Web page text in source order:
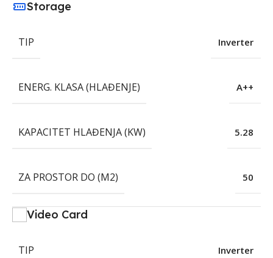
Storage
TIP Inverter
ENERG. KLASA (HLAĐENJE) A++
KAPACITET HLAĐENJA (KW) 5.28
ZA PROSTOR DO (M2) 50
Video Card
TIP Inverter